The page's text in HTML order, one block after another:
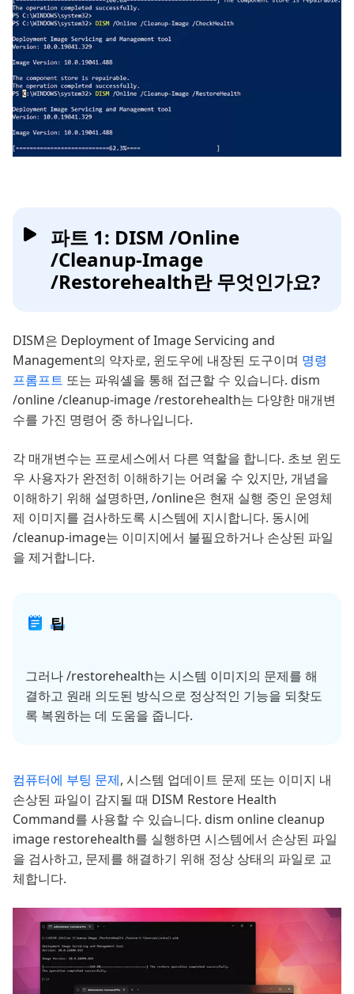
파트 1: DISM /Online
/Cleanup-Image
/Restorehealth란 무엇인가요?
DISM은 Deployment of Image Servicing and
Management의 약자로, 윈도우에 내장된 도구이며 명령
프롬프트 또는 파워셸을 통해 접근할 수 있습니다. dism
/online /cleanup-image /restorehealth는 다양한 매개변
수를 가진 명령어 중 하나입니다.
각 매개변수는 프로세스에서 다른 역할을 합니다. 초보 윈도
우 사용자가 완전히 이해하기는 어려울 수 있지만, 개념을
이해하기 위해 설명하면, /online은 현재 실행 중인 운영체
제 이미지를 검사하도록 시스템에 지시합니다. 동시에
/cleanup-image는 이미지에서 불필요하거나 손상된 파일
을 제거합니다.
팁
그러나 /restorehealth는 시스템 이미지의 문제를 해
결하고 원래 의도된 방식으로 정상적인 기능을 되찾도
록 복원하는 데 도움을 줍니다.
컴퓨터에 부팅 문제, 시스템 업데이트 문제 또는 이미지 내
손상된 파일이 감지될 때 DISM Restore Health
Command를 사용할 수 있습니다. dism online cleanup
image restorehealth를 실행하면 시스템에서 손상된 파일
을 검사하고, 문제를 해결하기 위해 정상 상태의 파일로 교
체합니다.